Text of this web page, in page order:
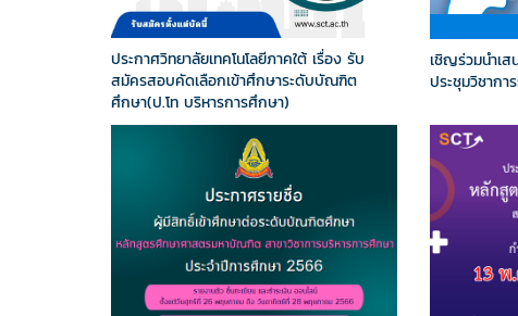
ประกาศวิทยาลัยเทคโนโลยีภาคใต้ เรื่อง รับ
สมัครสอบคัดเลือกเข้าศึกษาระดับบัณฑิต
ศึกษา(ป.โท บริหารการศึกษา)
เชิญร่วมนำเส
ประชุมวิชากา